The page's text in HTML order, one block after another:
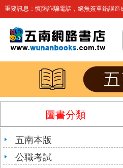
重要訊息：慎防詐騙電話，絕無簽單錯誤
圖書分類
五南本版
公職考試